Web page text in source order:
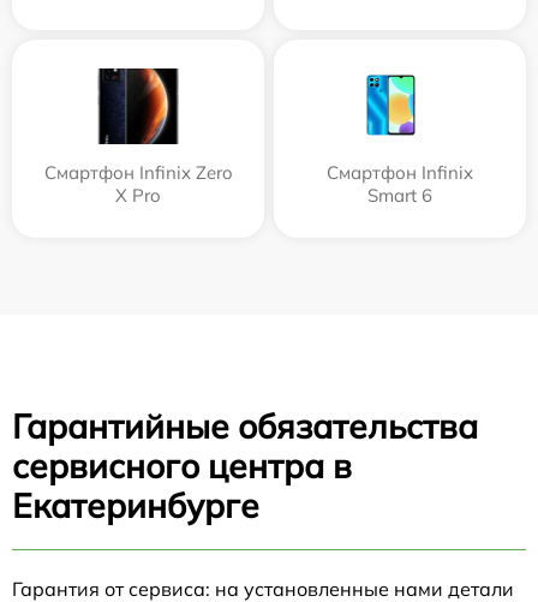
Смартфон Infinix Zero
X Pro
Смартфон Infinix
Smart 6
Гарантийные обязательства
сервисного центра в
Екатеринбурге
Гарантия от сервиса: на установленные нами детали